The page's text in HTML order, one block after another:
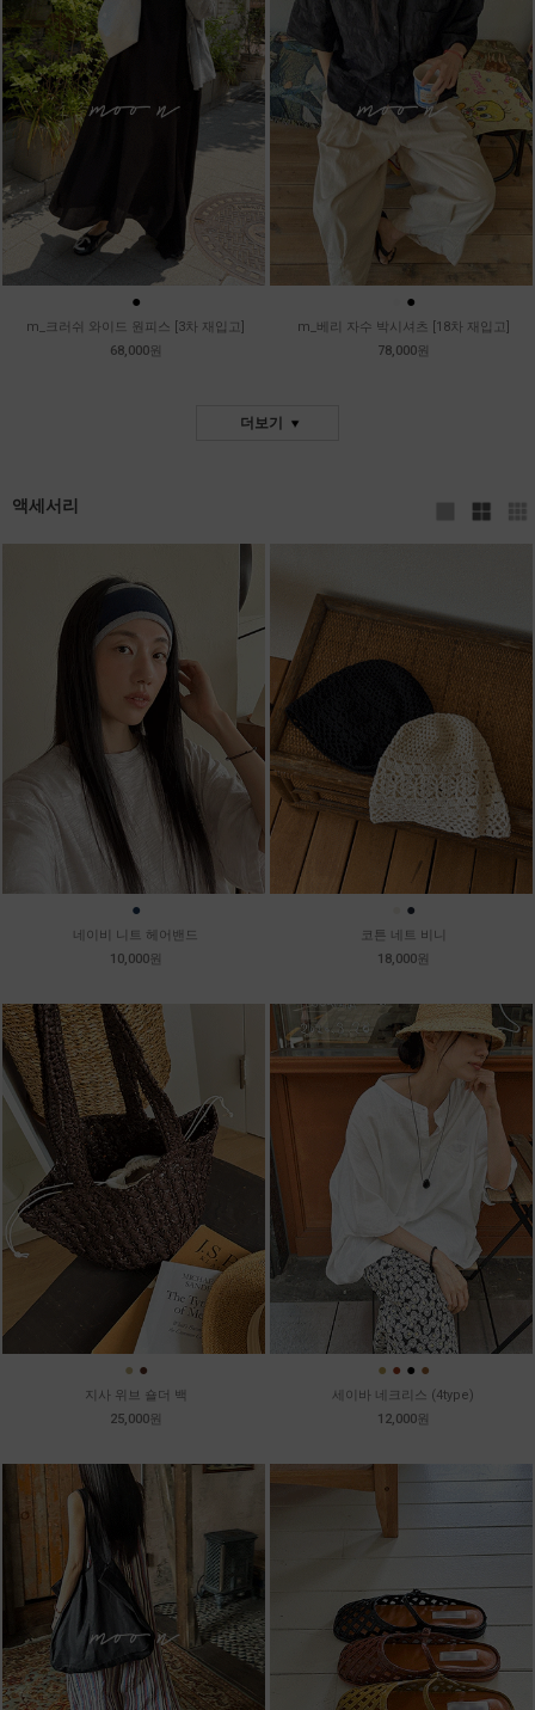
●
m_크러쉬 와이드 원피스 [3차 재입고]
68,000원
●
m_베리 자수 박시셔츠 [18차 재입고]
78,000원
더보기
액세서리
●
네이비 니트 헤어밴드
10,000원
●
코튼 네트 비니
18,000원
● ●
지사 위브 숄더 백
25,000원
● ● ● ●
세이바 네크리스 (4type)
12,000원